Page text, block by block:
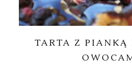
TARTA Z PIANKĄ